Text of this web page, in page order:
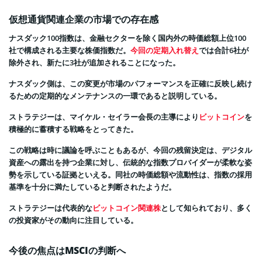
仮想通貨関連企業の市場での存在感
ナスダック100指数は、金融セクターを除く国内外の時価総額上位100
社で構成される主要な株価指数だ。 今回の定期入れ替えでは合計6社が
除外され、新たに3社が追加されることになった。
ナスダック側は、この変更が市場のパフォーマンスを正確に反映し続け
るための定期的なメンテナンスの一環であると説明している。
ストラテジーは、マイケル・セイラー会長の主導により ビットコインを
積極的に蓄積する戦略をとってきた。
この戦略は時に議論を呼ぶこともあるが、今回の残留決定は、デジタル
資産への露出を持つ企業に対し、伝統的な指数プロバイダーが柔軟な姿
勢を示している証拠といえる。同社の時価総額や流動性は、指数の採用
基準を十分に満たしていると判断されたようだ。
ストラテジーは代表的なビットコイン関連株として知られており、多く
の投資家がその動向に注目している。
今後の焦点はMSCIの判断へ